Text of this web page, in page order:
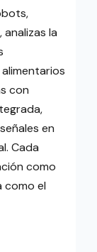
la
con
en
Cada
como
como el